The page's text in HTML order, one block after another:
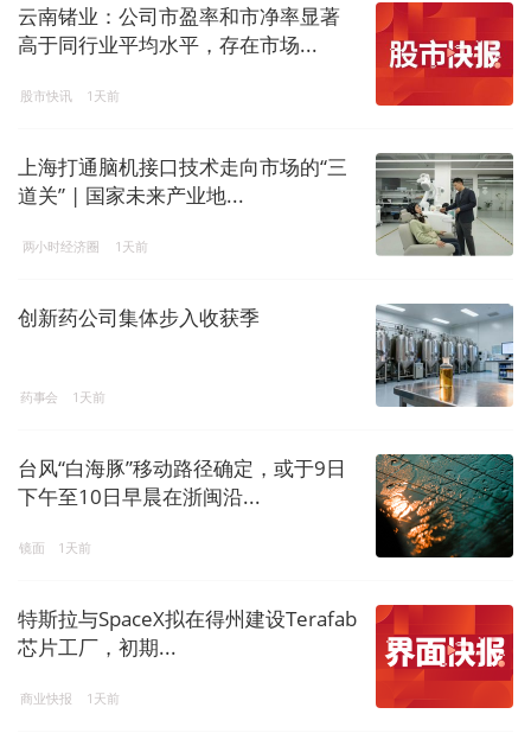
云南锗业：公司市盈率和市净率显著
高于同行业平均水平，存在市场...
股市快讯 1天前
上海打通脑机接口技术走向市场的“三
道关” | 国家未来产业地...
两小时经济圈 1天前
创新药公司集体步入收获季
药事会 1天前
台风“白海豚”移动路径确定，或于9日
下午至10日早晨在浙闽沿...
镜面 1天前
特斯拉与SpaceX拟在得州建设Terafab
芯片工厂，初期...
商业快报 1天前